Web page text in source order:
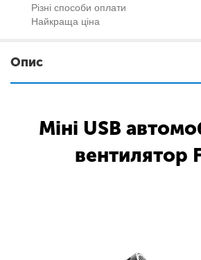
Різні способи оплати
Найкраща ціна
Опис
Міні USB
вентилятор